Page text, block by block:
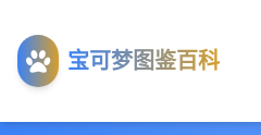
宝可梦图鉴百科
工具
关于